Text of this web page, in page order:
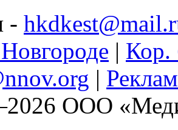
-
| Кор.
|
ООО